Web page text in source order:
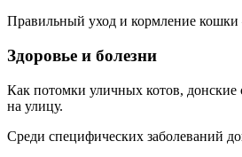
Правильный уход и кормление кошки
Здоровье и болезни
Как потомки уличных котов,
на улицу.
Среди специфических заболеваний